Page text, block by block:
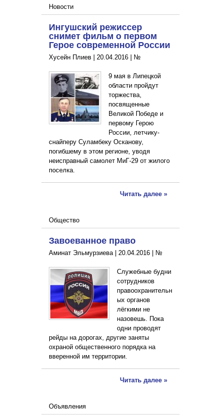
Новости
Ингушский режиссер
снимет фильм о первом
Герое современной России
Хусейн Плиев | 20.04.2016 №
9 мая в Липецкой
области пройдут
торжества,
посвященные
Великой Победе и
первому Герою
России, летчику-
снайперу Суламбеку Осканову,
погибшему в этом регионе, уводя
неисправный самолет МиГ-29 от жилого
поселка.
Читать далее »
Общество
Завоеванное право
Аминат Эльмурзиева | 20.04.2016 №
Служебные будни
сотрудников
правоохранительн
ых органов
лёгкими не
назовешь. Пока
одни проводят
рейды на дорогах, другие заняты
охраной общественного порядка на
вверенной им территории.
Читать далее »
Объявления